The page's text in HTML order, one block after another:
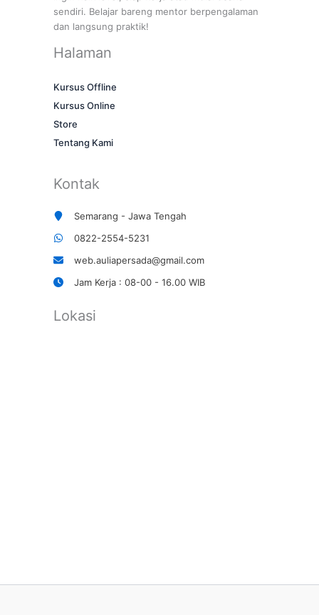
sendiri. Belajar bareng mentor berpengalaman
dan langsung praktik!
Halaman
Kursus Offline
Kursus Online
Store
Tentang Kami
Kontak
Semarang - Jawa Tengah
0822-2554-5231
web.auliapersada@gmail.com
Jam Kerja : 08-00 - 16.00 WIB
Lokasi